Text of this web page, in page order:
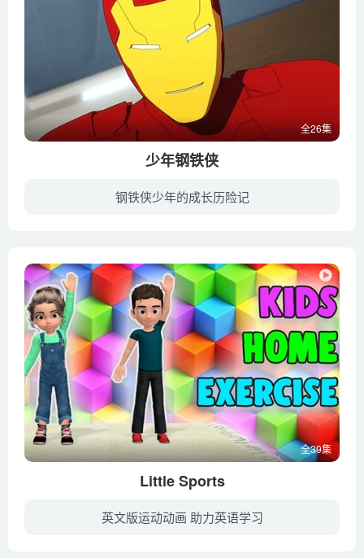
全26集
少年钢铁侠
钢铁侠少年的成长历险记
全39集
Little Sports
英文版运动动画 助力英语学习